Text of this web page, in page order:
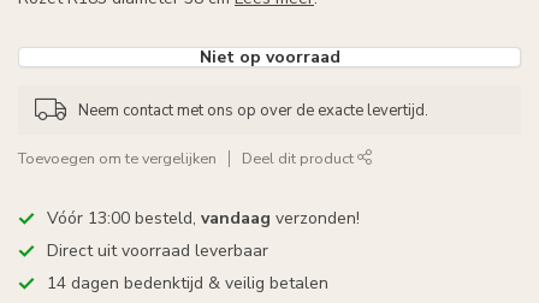
Niet op voorraad
Neem contact met ons op over de exacte levertijd.
Toevoegen om te vergelijken Deel dit product
Vóór 13:00 besteld, vandaag verzonden!
Direct uit voorraad leverbaar
14 dagen bedenktijd & veilig betalen